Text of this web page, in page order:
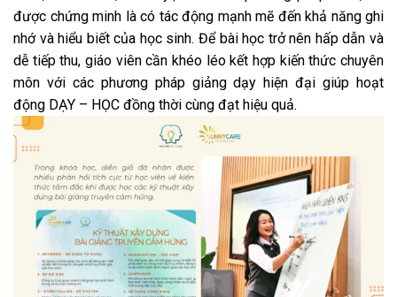
được chứng minh là có tác động mạnh mẽ đến khả năng ghi
nhớ và hiểu biết của học sinh. Để bài học trở nên hấp dẫn và
dễ tiếp thu, giáo viên cần khéo léo kết hợp kiến thức chuyên
môn với các phương pháp giảng dạy hiện đại giúp hoạt
động DẠY – HỌC đồng thời cùng đạt hiệu quả.